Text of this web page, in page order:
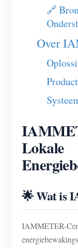
FAQ
Nieuws
Blogs
Forum
App
Site
Contact
Over
🔗
Over
Lokale
🌟 Wat is
IAMMETER-